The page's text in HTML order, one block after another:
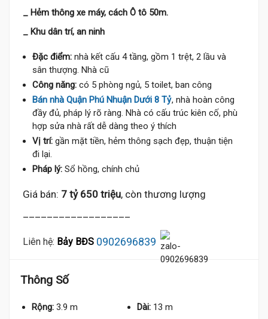
_ Hẻm thông xe máy, cách Ô tô 50m.
_ Khu dân trí, an ninh
Đặc điểm: nhà kết cấu 4 tầng, gồm 1 trệt, 2 lầu và
sân thượng. Nhà cũ
Công năng: có 5 phòng ngủ, 5 toilet, ban công
Bán nhà Quận Phú Nhuận Dưới 8 Tỷ, nhà hoàn công
đầy đủ, pháp lý rõ ràng. Nhà có cấu trúc kiên cố, phù
hợp sửa nhà rất dễ dàng theo ý thích
Vị trí: gần mặt tiền, hẻm thông sạch đẹp, thuận tiện
đi lại.
Pháp lý: Sổ hồng, chính chủ
Giá bán: 7 tỷ 650 triệu, còn thương lượng
Liên hệ: Bảy BĐS 0902696839
Thông Số
Rộng: 3.9 m Dài: 13 m